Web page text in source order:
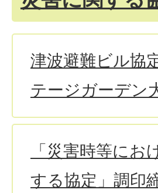
津波避難ビル協
テージガーデン
「災害時等に
する協定」調印